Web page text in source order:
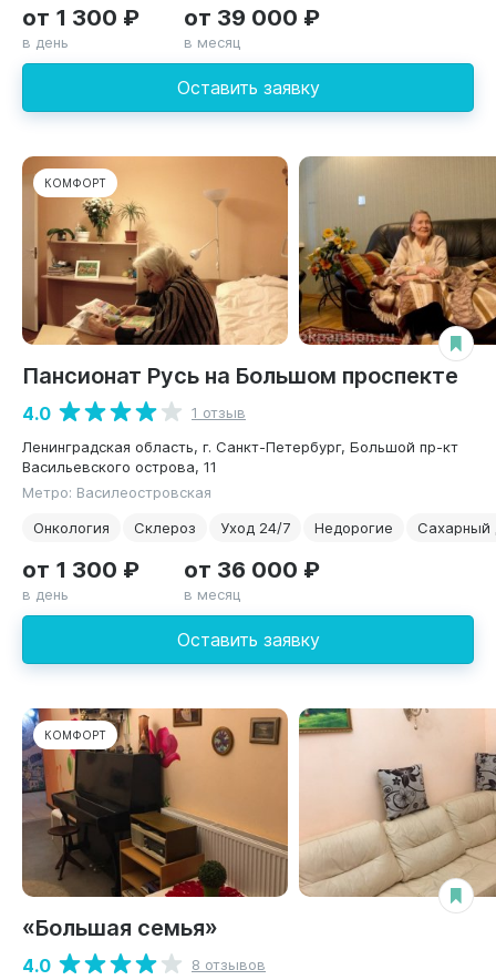
Оставить заявку
от 1 300 ₽
в день
от 39 000 ₽
в месяц
КОМФОРТ
Пансионат Русь на Большом проспекте
4.0
1 отзыв
Ленинградская область, г. Санкт-Петербург, Большой пр-кт
Васильевского острова, 11
Метро: Василеостровская
Онкология
Склероз Уход 24/7 Недорогие Сахарный
Оставить заявку
от 1 300 ₽
в день
от 36 000 ₽
в месяц
КОМФОРТ
«Большая семья»
4.0
8 отзывов